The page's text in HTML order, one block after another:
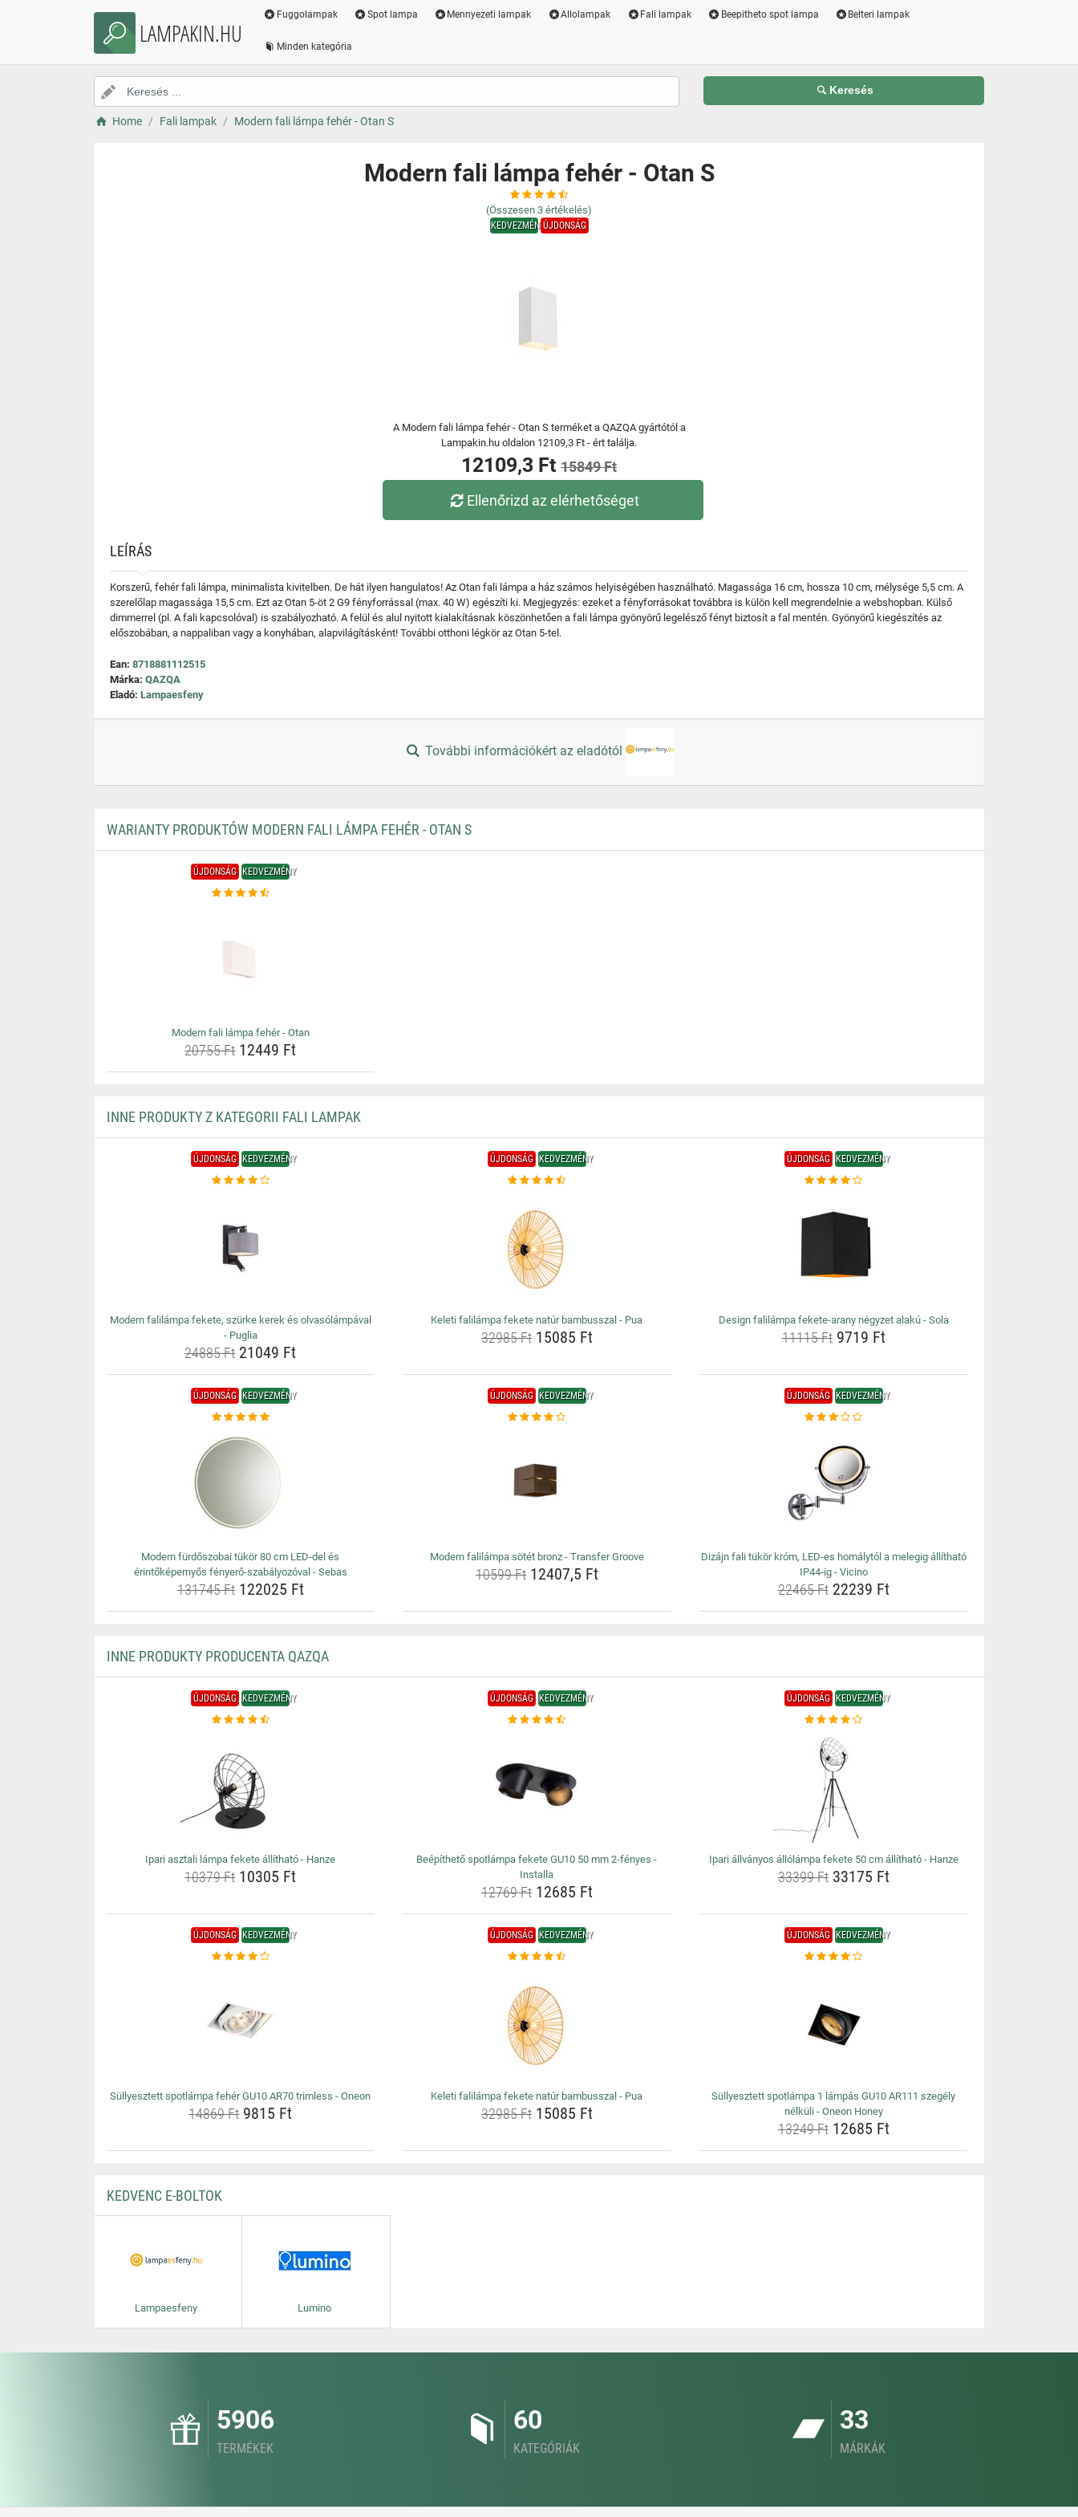
LAMPAKIN.HU
Fuggolampak Spot lampa Mennyezeti lampak Allolampak Fali lampak Beepitheto spot lampa Belteri lampak
Minden kategória
Keresés
Home Fali lampak Modern fali lámpa fehér - Otan S
Modern fali lámpa fehér - Otan S
(Összesen 3 értékelés)
KEDVEZMÉNYÚJDONSÁG
A Modern fali lámpa fehér - Otan S terméket a QAZQA gyártótól a
Lampakin.hu oldalon 12109,3 Ft - ért találja.
12109,3 Ft 15849 Ft
Ellenőrizd az elérhetőséget
LEÍRÁS
Korszerű, fehér fali lámpa, minimalista kivitelben. De hát ilyen hangulatos! Az Otan fali lámpa a ház számos helyiségében használható. Magassága 16 cm, hossza 10 cm, mélysége 5,5 cm. A
szerelőlap magassága 15,5 cm. Ezt az Otan 5-öt 2 G9 fényforrással (max. 40 W) egészíti ki. Megjegyzés: ezeket a fényforrásokat továbbra is külön kell megrendelnie a webshopban. Külső
dimmerrel (pl. A fali kapcsolóval) is szabályozható. A felül és alul nyitott kialakításnak köszönhetően a fali lámpa gyönyörű legelésző fényt biztosít a fal mentén. Gyönyörű kiegészítés az
előszobában, a nappaliban vagy a konyhában, alapvilágításként! További otthoni légkör az Otan 5-tel.
Ean: 8718881112515
Márka: QAZQA
Eladó: Lampaesfeny
További információkért az eladótól
WARIANTY PRODUKTÓW MODERN FALI LÁMPA FEHÉR - OTAN S
ÚJDONSÁG KEDVEZMÉNY
Modern fali lámpa fehér - Otan
20755 Ft12449 Ft
INNE PRODUKTY Z KATEGORII FALI LAMPAK
ÚJDONSÁG KEDVEZMÉNY
Modern falilámpa fekete, szürke kerek és olvasólámpával
- Puglia
24885 Ft21049 Ft
ÚJDONSÁG KEDVEZMÉNY
Keleti falilámpa fekete natúr bambusszal - Pua
32985 Ft15085 Ft
ÚJDONSÁG KEDVEZMÉNY
Design falilámpa fekete-arany négyzet alakú - Sola
11115 Ft9719 Ft
ÚJDONSÁG KEDVEZMÉNY
Modern fürdőszobai tükör 80 cm LED-del és
érintőképernyős fényerő-szabályozóval - Sebas
131745 Ft122025 Ft
ÚJDONSÁG KEDVEZMÉNY
Modern falilámpa sötét bronz - Transfer Groove
10599 Ft12407,5 Ft
ÚJDONSÁG KEDVEZMÉNY
Dizájn fali tükör króm, LED-es homálytól a melegig állítható
IP44-ig - Vicino
22465 Ft22239 Ft
INNE PRODUKTY PRODUCENTA QAZQA
ÚJDONSÁG KEDVEZMÉNY
Ipari asztali lámpa fekete állítható - Hanze
10379 Ft10305 Ft
ÚJDONSÁG KEDVEZMÉNY
Beépíthető spotlámpa fekete GU10 50 mm 2-fényes -
Installa
12769 Ft12685 Ft
ÚJDONSÁG KEDVEZMÉNY
Ipari állványos állólámpa fekete 50 cm állítható - Hanze
33399 Ft33175 Ft
ÚJDONSÁG KEDVEZMÉNY
Süllyesztett spotlámpa fehér GU10 AR70 trimless - Oneon
14869 Ft9815 Ft
ÚJDONSÁG KEDVEZMÉNY
Keleti falilámpa fekete natúr bambusszal - Pua
32985 Ft15085 Ft
ÚJDONSÁG KEDVEZMÉNY
Süllyesztett spotlámpa 1 lámpás GU10 AR111 szegély
nélküli - Oneon Honey
13249 Ft12685 Ft
KEDVENC E-BOLTOK
Lampaesfeny Lumino
5906
TERMÉKEK
60
KATEGÓRIÁK
33
MÁRKÁK